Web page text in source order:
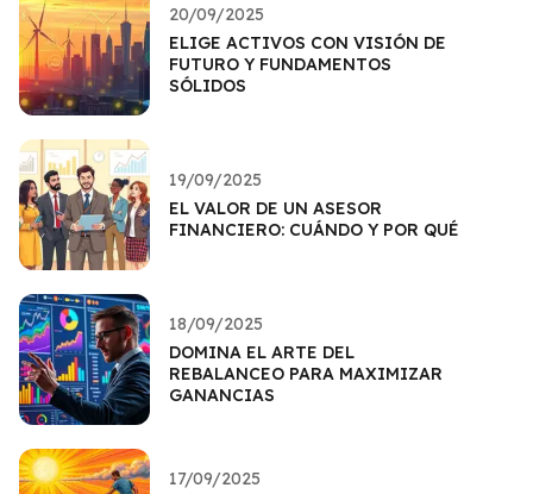
20/09/2025
ELIGE ACTIVOS CON VISIÓN DE
FUTURO Y FUNDAMENTOS
SÓLIDOS
19/09/2025
EL VALOR DE UN ASESOR
FINANCIERO: CUÁNDO Y POR QUÉ
18/09/2025
DOMINA EL ARTE DEL
REBALANCEO PARA MAXIMIZAR
GANANCIAS
17/09/2025